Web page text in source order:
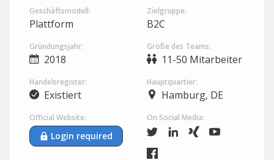
Geschäftsmodell:
Plattform
Zielgruppe:
B2C
Gründungsjahr:
2018
Größe des Teams:
11-50 Mitarbeiter
Handelsregister:
Existiert
Hauptquartier:
Hamburg, DE
Official Website:
Login required
On Social Media: